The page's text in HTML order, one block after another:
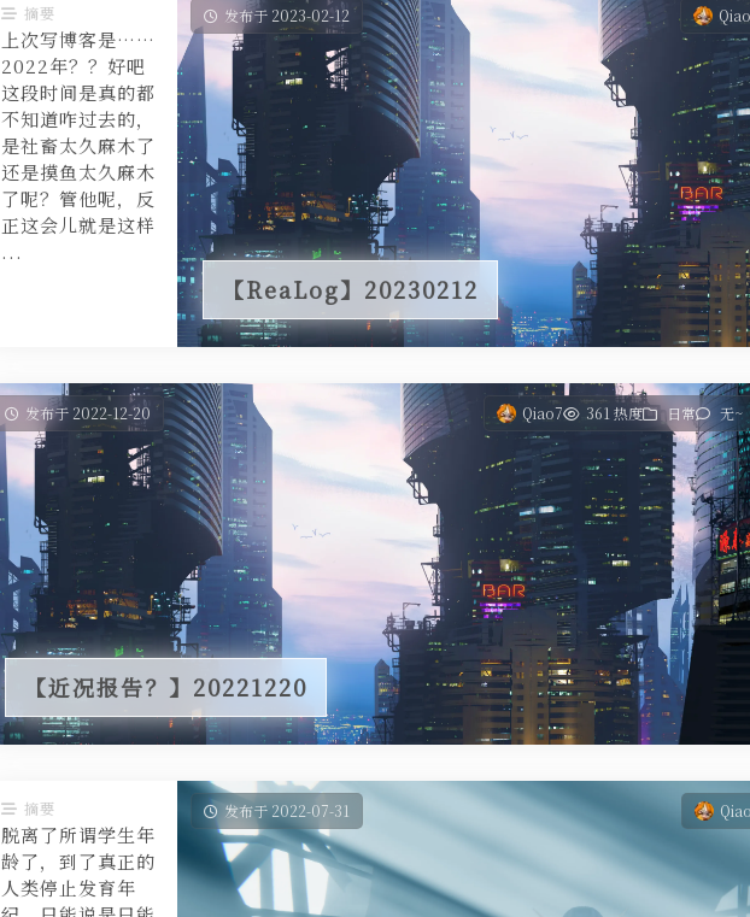
发布于 2023-02-12
【ReaLog】20230212
摘要
上次写博客是……
2022年？？好吧
这段时间是真的都
不知道咋过去的，
是社畜太久麻木了
还是摸鱼太久麻木
了呢？管他呢，反
正这会儿就是这样
...
发布于 2022-12-20 Qiao7 361 热度 日常 无~
【近况报告？】20221220
发布于 2022-07-31
摘要
脱离了所谓学生年
龄了，到了真正的
人类停止发育年